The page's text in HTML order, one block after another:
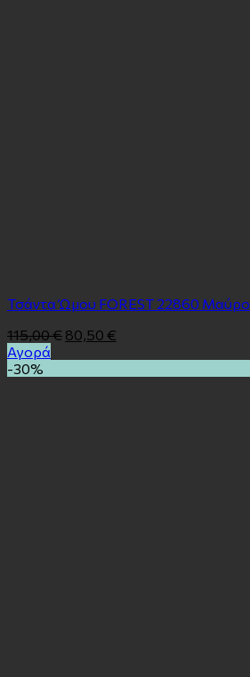
Τσάντα Ώμου FOREST 22860 Mαύρο
115,00€ 80,50 €
Αγορά
-30%